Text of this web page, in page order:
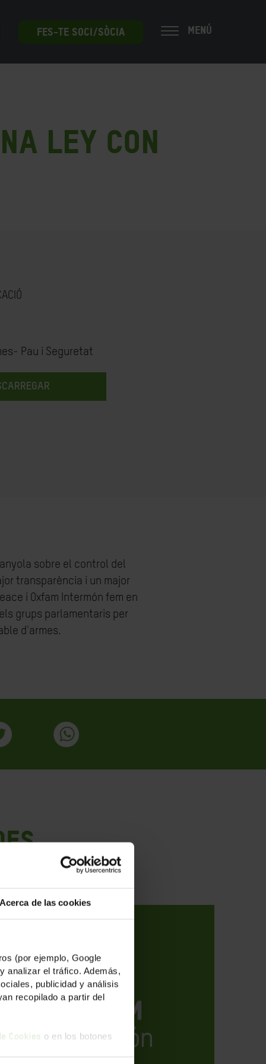
Acerca de las cookies
(por ejemplo, Google
analizar el tráfico. Además,
publicidad y análisis
recopilado a partir del
Cookies o en los botones
FES-TE SOCI/SÒCIA MENÚ
ley con
Pau i Seguretat
sobre el control del
transparència i un major
i Oxfam Intermón fem en
grups parlamentaris per
d'armes.